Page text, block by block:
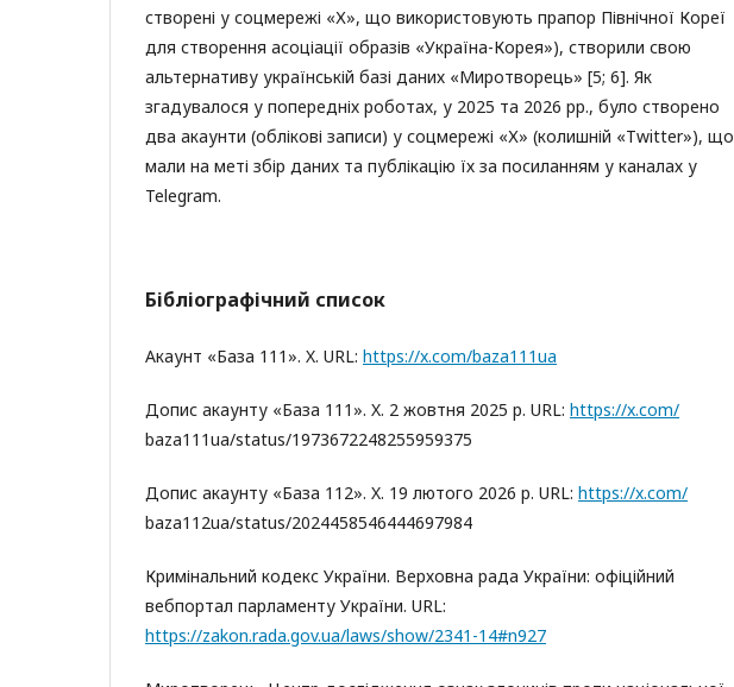
створені у соцмережі «Х», що використовують прапор Північної Кореї
для створення асоціації образів «Україна-Корея»), створили свою
альтернативу українській базі даних «Миротворець» [5; 6]. Як
згадувалося у попередніх роботах, у 2025 та 2026 рр., було створено
два акаунти (облікові записи) у соцмережі «Х» (колишній «Twitter»), що
мали на меті збір даних та публікацію їх за посиланням у каналах у
Telegram.
Бібліографічний список
Акаунт «База 111». X. URL: https://x.com/baza111ua
Допис акаунту «База 111». X. 2 жовтня 2025 р. URL: https://x.com/
baza111ua/status/1973672248255959375
Допис акаунту «База 112». X. 19 лютого 2026 р. URL: https://x.com/
baza112ua/status/2024458546444697984
Кримінальний кодекс України. Верховна рада України: офіційний
вебпортал парламенту України. URL:
https://zakon.rada.gov.ua/laws/show/2341-14#n927